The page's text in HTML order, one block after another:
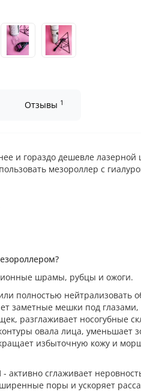
Отзывы 1
и гораздо дешевле
мезороллер с
шрамы, рубцы и ожоги.
полностью
заметные мешки под глазами,
разглаживает носогубные
овала лица, уменьшает
избыточную кожу и
- активно сглаживает
поры и ускоряет